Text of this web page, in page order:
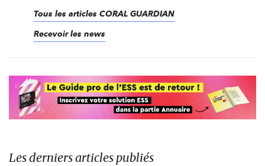
Tous les articles CORAL GUARDIAN
Recevoir les news
Les derniers articles publiés